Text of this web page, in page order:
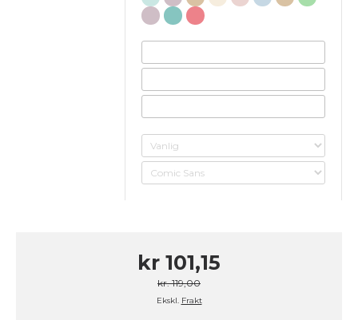
kr 101,15
kr. 119,00
Ekskl. Frakt